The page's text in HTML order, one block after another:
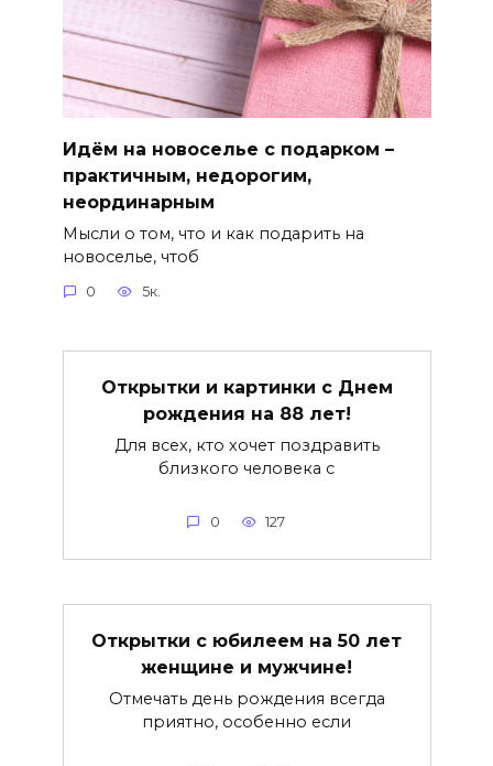
Идём на новоселье с подарком –
практичным, недорогим,
неординарным
Мысли о том, что и как подарить на
новоселье, чтоб
0 5к.
Открытки и картинки с Днем
рождения на 88 лет!
Для всех, кто хочет поздравить
близкого человека с
0 127
Открытки с юбилеем на 50 лет
женщине и мужчине!
Отмечать день рождения всегда
приятно, особенно если